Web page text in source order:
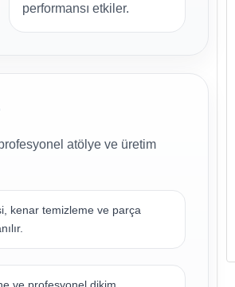
performansı etkiler.
atölye ve üretim
kenar temizleme ve parça